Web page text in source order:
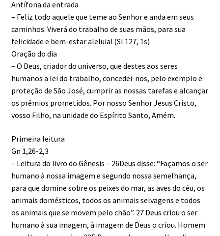
Antífona da entrada
– Feliz todo aquele que teme ao Senhor e anda em seus
caminhos. Viverá do trabalho de suas mãos, para sua
felicidade e bem-estar aleluia! (Sl 127, 1s)
Oração do dia
– O Deus, criador do universo, que destes aos seres
humanos a lei do trabalho, concedei-nos, pelo exemplo e
proteção de São José, cumprir as nossas tarefas e alcançar
os prêmios prometidos. Por nosso Senhor Jesus Cristo,
vosso Filho, na unidade do Espírito Santo, Amém.
Primeira leitura
Gn 1,26-2,3
– Leitura do livro do Gênesis – 26Deus disse: “Façamos o ser
humano à nossa imagem e segundo nossa semelhança,
para que domine sobre os peixes do mar, as aves do céu, os
animais domésticos, todos os animais selvagens e todos
os animais que se movem pelo chão”. 27 Deus criou o ser
humano à sua imagem, à imagem de Deus o criou. Homem